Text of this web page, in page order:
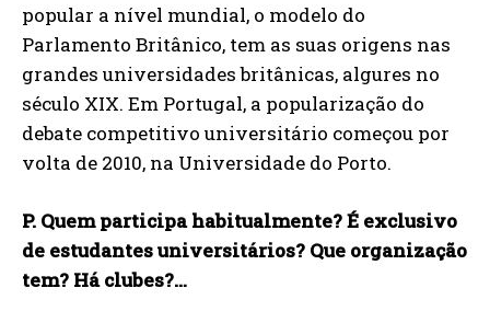
popular a nível mundial, o modelo do
Parlamento Britânico, tem as suas origens nas
grandes universidades britânicas, algures no
século XIX. Em Portugal, a popularização do
debate competitivo universitário começou por
volta de 2010, na Universidade do Porto.
P. Quem participa habitualmente? É exclusivo
de estudantes universitários? Que organização
tem? Há clubes?…